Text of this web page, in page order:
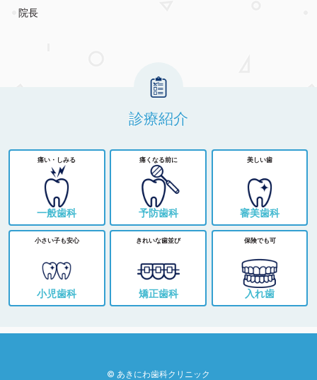
院長
診療紹介
痛い・しみる
一般歯科
痛くなる前に
予防歯科
美しい歯
審美歯科
小さい子も安心
小児歯科
きれいな歯並び
矯正歯科
保険でも可
入れ歯
© あきにわ歯科クリニック